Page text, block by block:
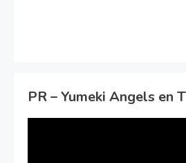
PR – Yumeki Angels en